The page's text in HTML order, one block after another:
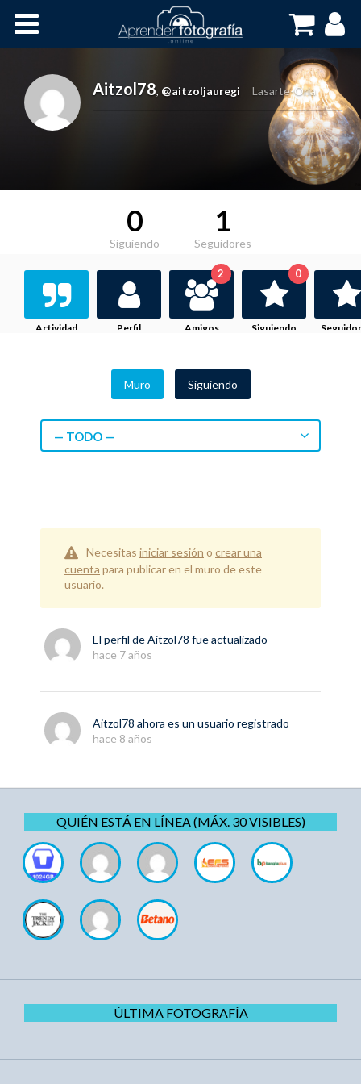
Cursos OnLine
Aitzol78, @aitzoljauregi Lasarte-Oria
0
Siguiendo
1
Seguidores
Actividad Perfil Amigos
2
Siguiendo
0
Muro Siguiendo
— TODO —
Necesitas iniciar sesión o crear una
cuenta para publicar en el muro de este
usuario.
El perfil deAitzol78 fue actualizado
hace 7 años
Aitzol78 ahora es un usuario registrado
hace 8 años
QUIÉN ESTÁ EN LÍNEA (MÁX. 30 VISIBLES)
ÚLTIMA FOTOGRAFÍA